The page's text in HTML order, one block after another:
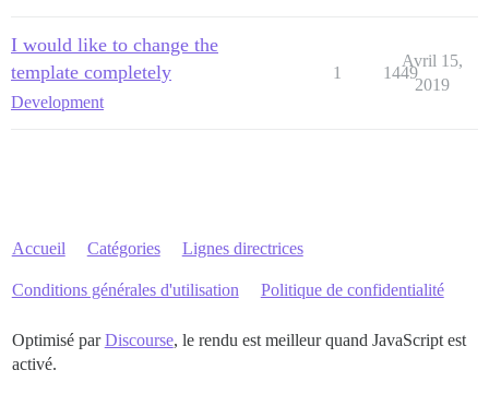
I would like to change the
template completely
Development
1 1449
Avril 15,
2019
Accueil Catégories Lignes directrices
Conditions générales d'utilisation Politique de confidentialité
Optimisé parDiscourse, le rendu est meilleur quand JavaScript est
activé.